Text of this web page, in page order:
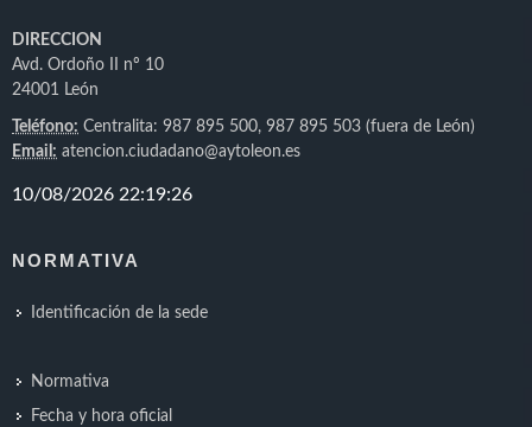
DIRECCION
Avd. Ordoño II nº 10
24001 León
Teléfono: Centralita: 987 895 500, 987 895 503 (fuera de León)
Email: atencion.ciudadano@aytoleon.es
NORMATIVA
Identificación de la sede
Normativa
Fecha y hora oficial